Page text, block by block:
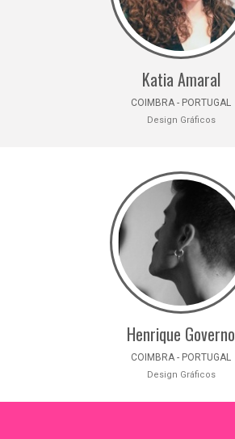
Katia Amaral
COIMBRA - PORTUGAL
Design Gráficos
Henrique Governo
COIMBRA - PORTUGAL
Design Gráficos